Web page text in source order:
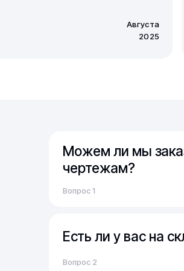
Августа
2025
Можем ли мы
чертежам?
Вы можете отправить
Мы можем изготовить
точеные отводы,
(металлоконструкции,
Вопрос 1
Есть ли у вас на
На наших складах
Вопрос 2